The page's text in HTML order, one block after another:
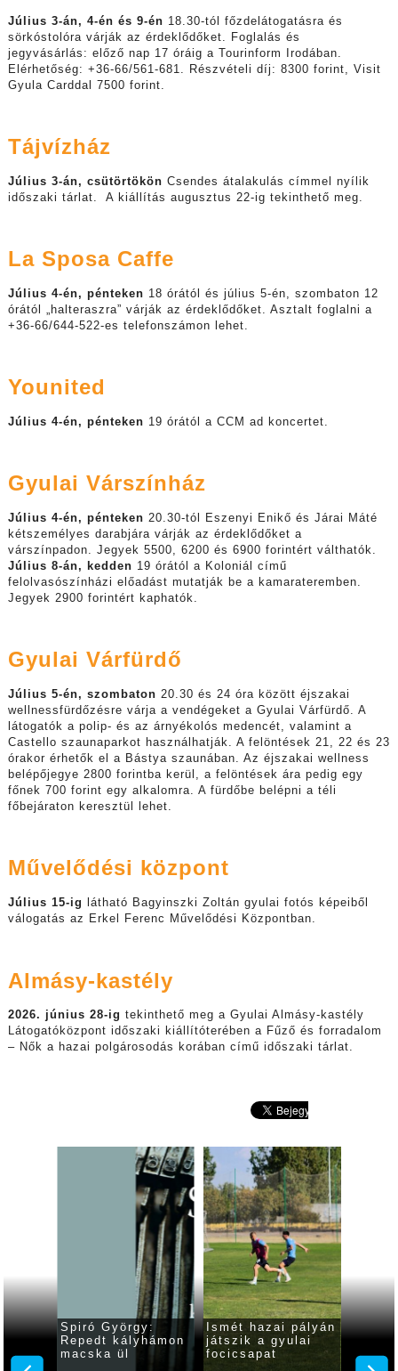
Július 3-án, 4-én és 9-én 18.30-tól főzdelátogatásra és
sörkóstolóra várják az érdeklődőket. Foglalás és
jegyvásárlás: előző nap 17 óráig a Tourinform Irodában.
Elérhetőség: +36-66/561-681. Részvételi díj: 8300 forint, Visit
Gyula Carddal 7500 forint.
Tájvízház
Július 3-án, csütörtökön Csendes átalakulás címmel nyílik
időszaki tárlat. A kiállítás augusztus 22-ig tekinthető meg.
La Sposa Caffe
Július 4-én, pénteken 18 órától és július 5-én, szombaton 12
órától „halteraszra” várják az érdeklődőket. Asztalt foglalni a
+36-66/644-522-es telefonszámon lehet.
Younited
Július 4-én, pénteken 19 órától a CCM ad koncertet.
Gyulai Várszínház
Július 4-én, pénteken 20.30-tól Eszenyi Enikő és Járai Máté
kétszemélyes darabjára várják az érdeklődőket a
várszínpadon. Jegyek 5500, 6200 és 6900 forintért válthatók.
Július 8-án, kedden 19 órától a Koloniál című
felolvasószínházi előadást mutatják be a kamarateremben.
Jegyek 2900 forintért kaphatók.
Gyulai Várfürdő
Július 5-én, szombaton 20.30 és 24 óra között éjszakai
wellnessfürdőzésre várja a vendégeket a Gyulai Várfürdő. A
látogatók a polip- és az árnyékolós medencét, valamint a
Castello szaunaparkot használhatják. A felöntések 21, 22 és 23
órakor érhetők el a Bástya szaunában. Az éjszakai wellness
belépőjegye 2800 forintba kerül, a felöntések ára pedig egy
főnek 700 forint egy alkalomra. A fürdőbe belépni a téli
főbejáraton keresztül lehet.
Művelődési központ
Július 15-ig
látható Bagyinszki Zoltán gyulai fotós képeiből
válogatás az Erkel Ferenc Művelődési Központban.
Almásy-kastély
2026. június 28-ig tekinthető meg a Gyulai Almásy-kastély
Látogatóközpont időszaki kiállítóterében a Fűző és forradalom
– Nők a hazai polgárosodás korában című időszaki tárlat.
Spiró György:
Repedt kályhámon
macska ül
Ismét hazai pályán
játszik a gyulai
focicsapat
várják